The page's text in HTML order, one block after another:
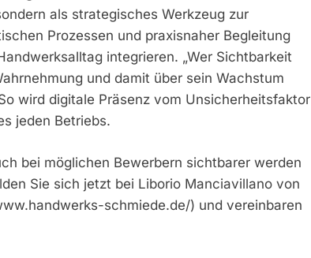
als strategisches Werkzeug zur
Prozessen und praxisnaher Begleitung
integrieren. „Wer Sichtbarkeit
und damit über sein Wachstum
wird digitale Präsenz vom Unsicherheitsfaktor
jeden Betriebs.
bei möglichen Bewerbern sichtbarer werden
Sie sich jetzt bei Liborio Manciavillano von
schmiede.de/) und vereinbaren